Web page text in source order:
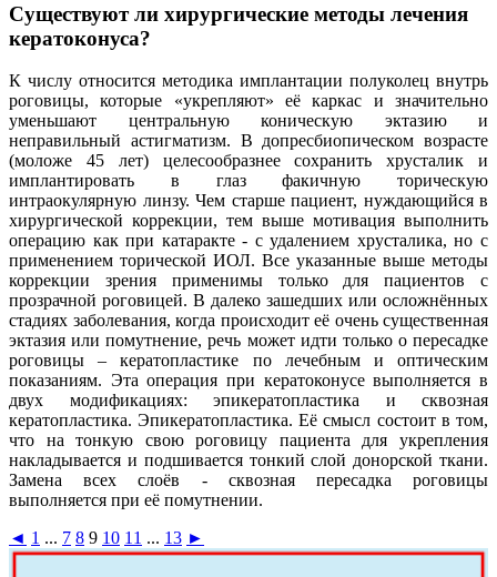
Существуют ли хирургические методы лечения
кератоконуса?
К числу относится методика имплантации полуколец внутрь
роговицы, которые «укрепляют» её каркас и значительно
уменьшают центральную коническую эктазию и
неправильный астигматизм. В допресбиопическом возрасте
(моложе 45 лет) целесообразнее сохранить хрусталик и
имплантировать в глаз факичную торическую
интраокулярную линзу. Чем старше пациент, нуждающийся в
хирургической коррекции, тем выше мотивация выполнить
операцию как при катаракте - с удалением хрусталика, но с
применением торической ИОЛ. Все указанные выше методы
коррекции зрения применимы только для пациентов с
прозрачной роговицей. В далеко зашедших или осложнённых
стадиях заболевания, когда происходит её очень существенная
эктазия или помутнение, речь может идти только о пересадке
роговицы – кератопластике по лечебным и оптическим
показаниям. Эта операция при кератоконусе выполняется в
двух модификациях: эпикератопластика и сквозная
кератопластика. Эпикератопластика. Её смысл состоит в том,
что на тонкую свою роговицу пациента для укрепления
накладывается и подшивается тонкий слой донорской ткани.
Замена всех слоёв - сквозная пересадка роговицы
выполняется при её помутнении.
◄ 1 ... 7 8 9 10 11 ... 13 ►